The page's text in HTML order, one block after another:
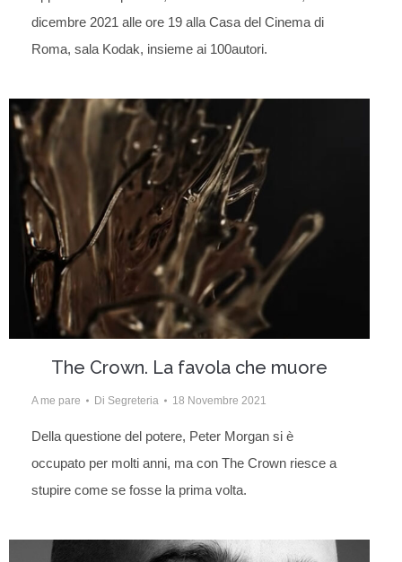
dicembre 2021 alle ore 19 alla Casa del Cinema di
Roma, sala Kodak, insieme ai 100autori.
The Crown. La favola che muore
A me pare Di Segreteria 18 Novembre 2021
Della questione del potere, Peter Morgan si è
occupato per molti anni, ma con The Crown riesce a
stupire come se fosse la prima volta.